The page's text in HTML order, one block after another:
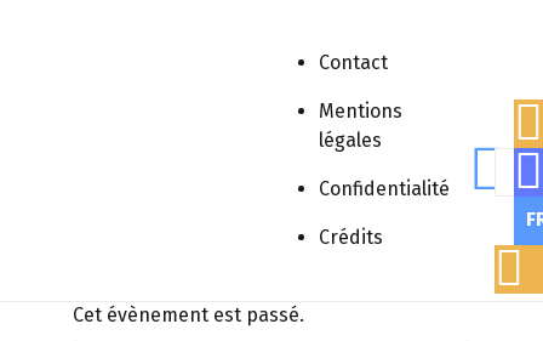
Contact
Mentions
légales
Confidentialité
Crédits
Colloque de
l’Association Des Carrés dans des Ronds
« Polyhandicap, apprentissages et
Cet évènement est passé.